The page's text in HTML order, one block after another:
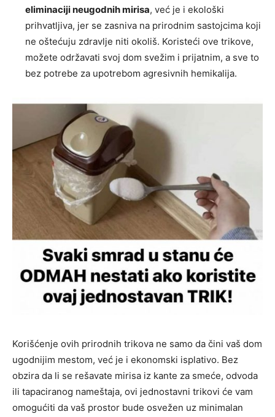
eliminaciji neugodnih mirisa, već je i ekološki
prihvatljiva, jer se zasniva na prirodnim sastojcima koji
ne oštećuju zdravlje niti okoliš. Koristeći ove trikove,
možete održavati svoj dom svežim i prijatnim, a sve to
bez potrebe za upotrebom agresivnih hemikalija.
Korišćenje ovih prirodnih trikova ne samo da čini vaš dom
ugodnijim mestom, već je i ekonomski isplativo. Bez
obzira da li se rešavate mirisa iz kante za smeće, odvoda
ili tapaciranog nameštaja, ovi jednostavni trikovi će vam
omogućiti da vaš prostor bude osvežen uz minimalan